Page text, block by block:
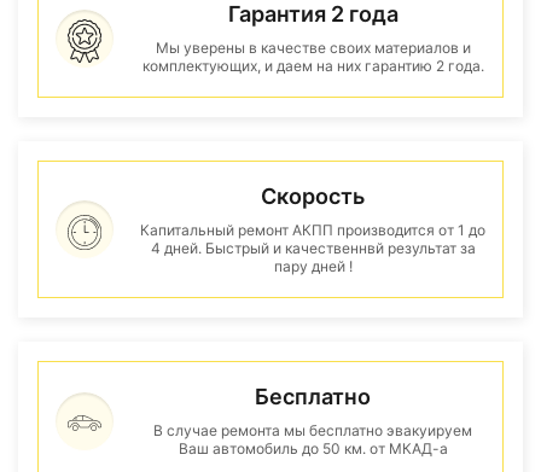
Гарантия 2 года
Мы уверены в качестве своих материалов и
комплектующих, и даем на них гарантию 2 года.
Скорость
Капитальный ремонт АКПП производится от 1 до
4 дней. Быстрый и качественнвй результат за
пару дней !
Бесплатно
В случае ремонта мы бесплатно эвакуируем
Ваш автомобиль до 50 км. от МКАД-а